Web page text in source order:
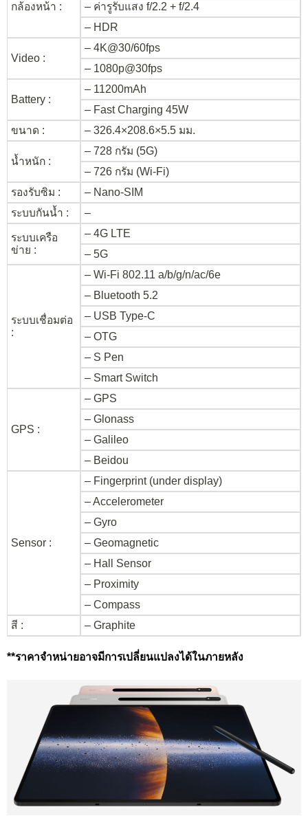
กล้องหน้า :
– ค่ารูรับแสง f/2.2 + f/2.4
– HDR
Video :
– 4K@30/60fps
– 1080p@30fps
Battery :
– 11200mAh
– Fast Charging 45W
ขนาด :
– 326.4×208.6×5.5 มม.
น้ำหนัก :
– 728 กรัม (5G)
– 726 กรัม (Wi-Fi)
รองรับซิม :
– Nano-SIM
ระบบกันน้ำ :
–
ระบบเครือ
ข่าย :
– 4G LTE
– 5G
ระบบเชื่อมต่อ
:
– Wi-Fi 802.11 a/b/g/n/ac/6e
– Bluetooth 5.2
– USB Type-C
– OTG
– S Pen
– Smart Switch
GPS :
– GPS
– Glonass
– Galileo
– Beidou
Sensor :
– Fingerprint (under display)
– Accelerometer
– Gyro
– Geomagnetic
– Hall Sensor
– Proximity
– Compass
สี :
– Graphite
**ราคาจำหน่ายอาจมีการเปลี่ยนแปลงได้ในภายหลัง